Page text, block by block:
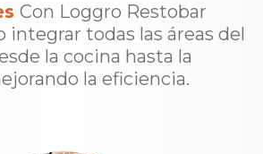
Con Loggro Restobar
integrar todas las áreas del
la cocina hasta la
la eficiencia.